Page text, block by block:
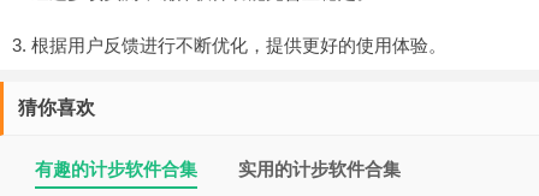
3. 根据用户反馈进行不断优化，提供更好的使用体验。
猜你喜欢
有趣的计步软件合集
实用的计步软件合集